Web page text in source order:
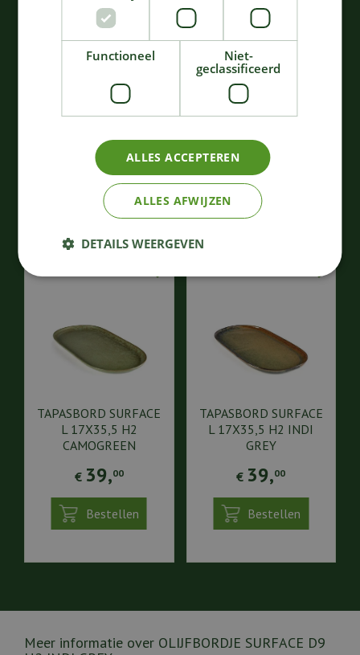
SCHAAL SURFACE D32
105 00
Bestellen
CONTOUR SNIJPLANK
€ 74,
Bestellen
TAPASBORD SURFACE
L 17X35,5 H2
CAMOGREEN
€ 39,00
Bestellen
TAPASBORD SURFACE
L 17X35,5 H2 INDI
GREY
€ 39,00
Bestellen
Meer informatie over OLIJFBORDJE SURFACE D9
Functioneel
Niet-
geclassificeerd
ALLES ACCEPTEREN
ALLES AFWIJZEN
DETAILS WEERGEVEN